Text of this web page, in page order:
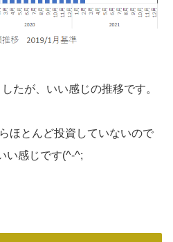
たが、いい感じの推移です。
ほとんど投資していないので
い感じです(^-^;